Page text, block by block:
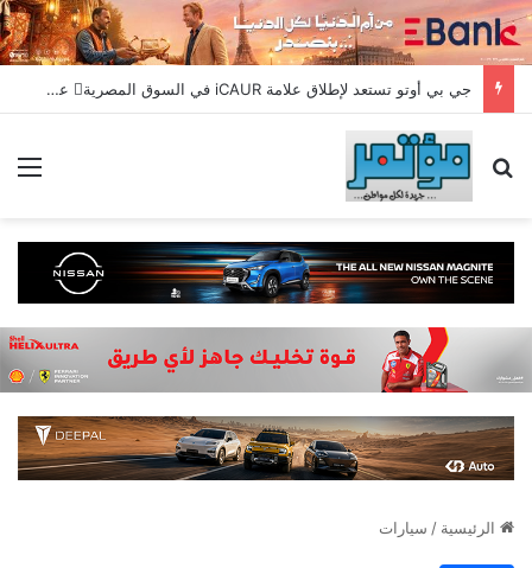
جي بي أوتو تستعد لإطلاق علامة iCAUR في السوق المصرية علامة عالمية جديدة لسيارات الطاقة الجديدة تجمع بين التكنولوجيا الذكية والتصميم الجريء وروح المغامر
بحث عن
الرئيسية / سيارات